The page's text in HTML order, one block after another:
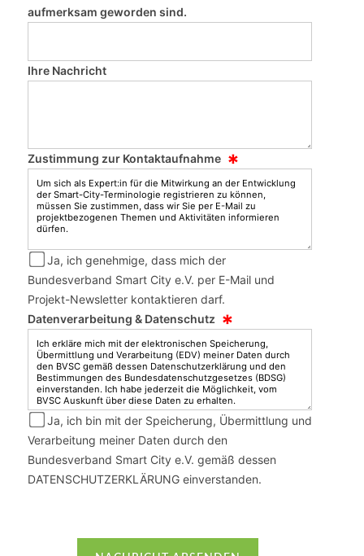
aufmerksam geworden sind.
Ihre Nachricht
Zustimmung zur Kontaktaufnahme*
Ja, ich genehmige, dass mich der
Bundesverband Smart City e.V. per E-Mail und
Projekt-Newsletter kontaktieren darf.
Datenverarbeitung & Datenschutz*
Ja, ich bin mit der Speicherung, Übermittlung und
Verarbeitung meiner Daten durch den
Bundesverband Smart City e.V. gemäß dessen
DATENSCHUTZERKLÄRUNG einverstanden.